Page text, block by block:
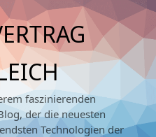
faszinierenden
der die neuesten
Technologien der